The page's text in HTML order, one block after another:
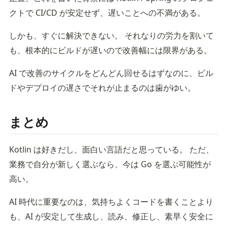
クトで CI/CD が安定せず、遅いことへの不満がある。
しかも、すぐに解決できない。 それなりの労力を割いて
も、根本的にビルドが遅いので改善幅には限界がある。
AI で改善のサイクルをどんどん回せるはずなのに、ビル
ドやデプロイの遅さでそれが止まるのは歯がゆい。
まとめ
Kotlin は好きだし、面白い言語だと思っている。 ただ、
業務で自分が新しく選ぶなら、今は Go を選ぶ可能性が
高い。
AI 時代に重要なのは、気持ちよくコードを書くことより
も、AI が安定して生成し、読み、修正し、素早く安全に